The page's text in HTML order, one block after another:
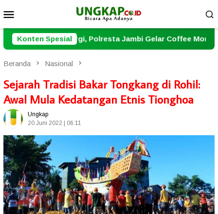
ke
kontenMobile
Konten Spesial
Jambi Gelar Coffee Morning dengan Wartawan
Beranda Nasional
Sejarah Tradisi Bakar Tongkang di Rohil:
Awal Mula Kedatangan Etnis Tionghoa
Ungkap
20 Juni 2022 | 06:11